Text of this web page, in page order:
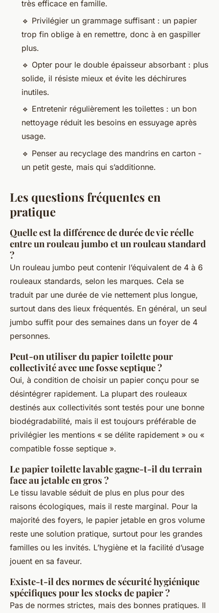
très efficace en famille.
🔹 Privilégier un grammage suffisant : un papier
trop fin oblige à en remettre, donc à en gaspiller
plus.
🔹 Opter pour le double épaisseur absorbant : plus
solide, il résiste mieux et évite les déchirures
inutiles.
🔹 Entretenir régulièrement les toilettes : un bon
nettoyage réduit les besoins en essuyage après
usage.
🔹 Penser au recyclage des mandrins en carton -
un petit geste, mais qui s’additionne.
Les questions fréquentes en
pratique
Quelle est la différence de durée de vie réelle
entre un rouleau jumbo et un rouleau standard
?
Un rouleau jumbo peut contenir l’équivalent de 4 à 6
rouleaux standards, selon les marques. Cela se
traduit par une durée de vie nettement plus longue,
surtout dans des lieux fréquentés. En général, un seul
jumbo suffit pour des semaines dans un foyer de 4
personnes.
Peut-on utiliser du papier toilette pour
collectivité avec une fosse septique ?
Oui, à condition de choisir un papier conçu pour se
désintégrer rapidement. La plupart des rouleaux
destinés aux collectivités sont testés pour une bonne
biodégradabilité, mais il est toujours préférable de
privilégier les mentions « se délite rapidement » ou «
compatible fosse septique ».
Le papier toilette lavable gagne-t-il du terrain
face au jetable en gros ?
Le tissu lavable séduit de plus en plus pour des
raisons écologiques, mais il reste marginal. Pour la
majorité des foyers, le papier jetable en gros volume
reste une solution pratique, surtout pour les grandes
familles ou les invités. L’hygiène et la facilité d’usage
jouent en sa faveur.
Existe-t-il des normes de sécurité hygiénique
spécifiques pour les stocks de papier ?
Pas de normes strictes, mais des bonnes pratiques. Il